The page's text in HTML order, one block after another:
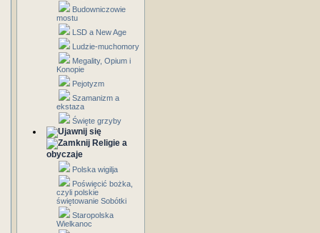
Budowniczowie
mostu
LSD a New Age
Ludzie-muchomory
Megality, Opium i
Konopie
Pejotyzm
Szamanizm a
ekstaza
Święte grzyby
Religie a
obyczaje
Polska wigilja
Poświęcić bożka,
czyli polskie
świętowanie Sobótki
Staropolska
Wielkanoc